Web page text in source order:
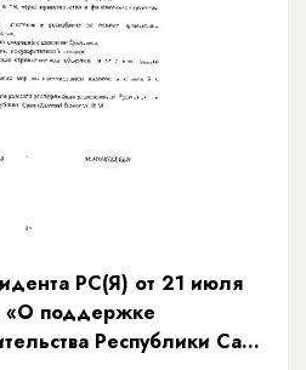
РС(Я) от 21 июля
«О поддержке
Республики Саха